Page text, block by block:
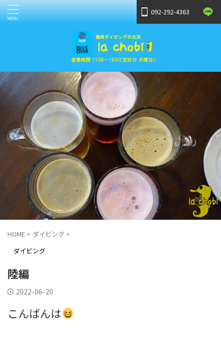
092-292-4363
HOME > ダイビング >
ダイビング
陸編
2022-06-20
こんばんは